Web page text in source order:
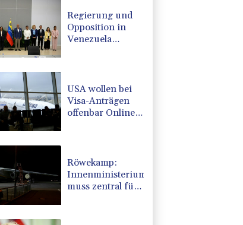
Regierung und
Opposition in
Venezuela
USA wollen bei
Visa-Anträgen
offenbar Online-
Röwekamp:
Innenministerium
muss zentral für